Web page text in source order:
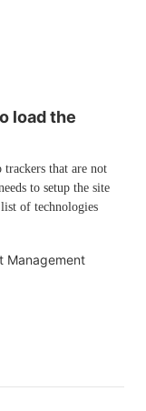
load the
that are not
to setup the site
of technologies
Management